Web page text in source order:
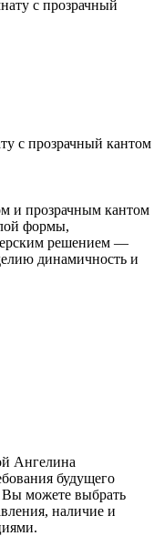
с прозрачный кантом
и прозрачным кантом
формы,
решением —
динамичность и
Ангелина
будущего
Вы можете выбрать
наличие и